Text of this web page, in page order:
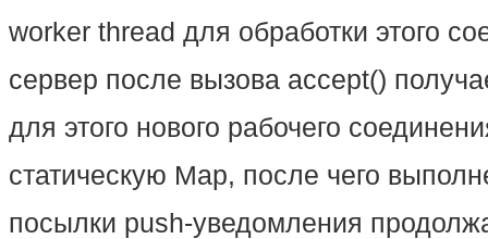
worker thread для обработки этого
сервер после вызова accept()
для этого нового рабочего
статическую Map, после чего
посылки push-уведомления